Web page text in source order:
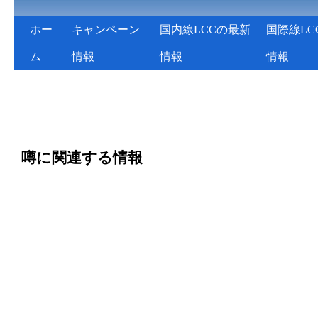
ホー
ム
キャンペーン
情報
国内線LCCの最新
情報
国際線
情報
噂に関連する情報